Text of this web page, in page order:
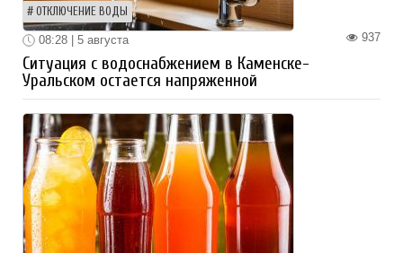
ОТКЛЮЧЕНИЕ ВОДЫ
937
08:28 | 5 августа
Ситуация с водоснабжением в Каменске-
Уральском остается напряженной